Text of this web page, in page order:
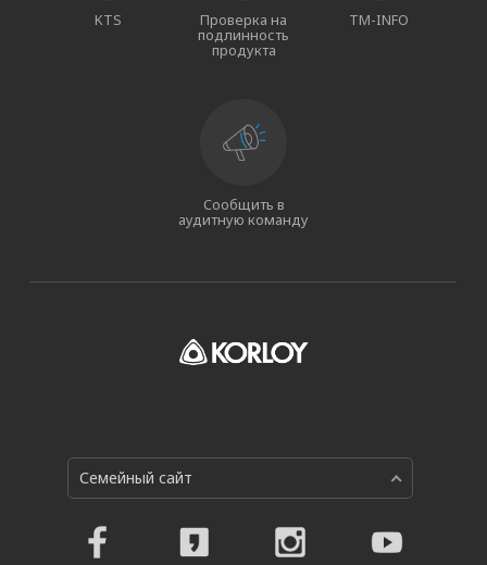
KTS Проверка на
подлинность
продукта
TM-INFO
Сообщить в
аудитную команду
Семейный сайт